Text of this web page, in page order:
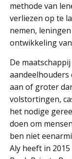
methode van
verliezen op te
nemen,
ontwikkeling
De
aandeelhouders
aan of groter
volstortingen,
het nodige
doen om
ben niet
Aly heeft in